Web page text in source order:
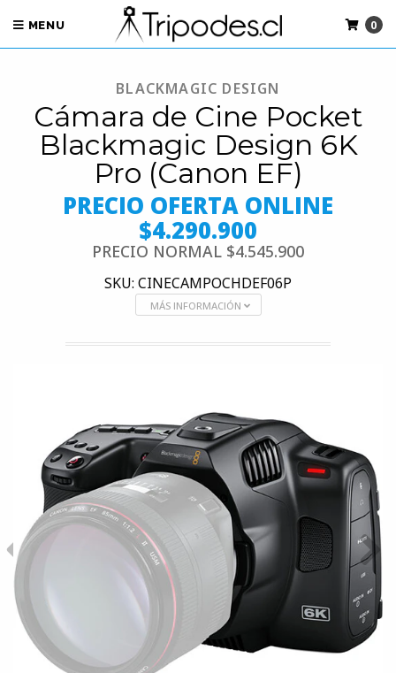
MENU 0
BLACKMAGIC DESIGN
Cámara de Cine Pocket
Blackmagic Design 6K
Pro (Canon EF)
PRECIO OFERTA ONLINE
$4.290.900
PRECIO NORMAL $4.545.900
SKU: CINECAMPOCHDEF06P
MÁS INFORMACIÓN